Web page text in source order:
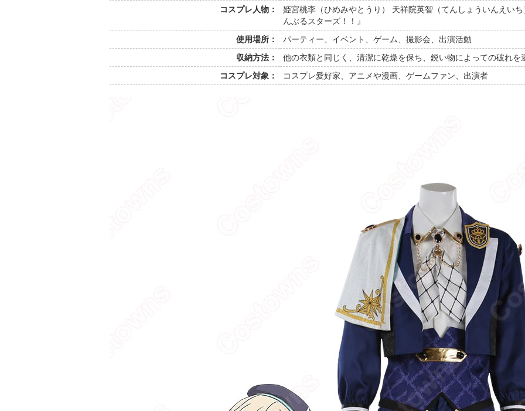
コスプレ人物：
姫宮桃李（ひめみやとうり） 天祥院英智（てんしょういんえい
んぶるスターズ！！』
使用場所：
パーティー、イベント、ゲーム、撮影会、出演活動
収納方法：
他の衣類と同じく、清潔に乾燥を保ち、鋭い物によっての破れを
コスプレ対象：
コスプレ愛好家、アニメや漫画、ゲームファン、出演者